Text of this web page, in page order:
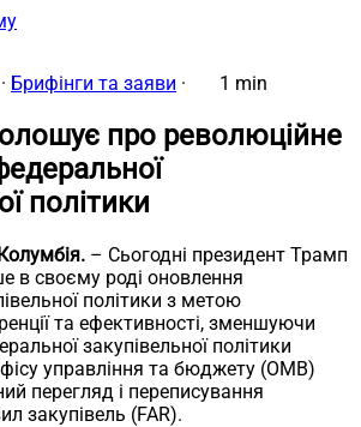
· Брифінги та заяви · 1 min
про революційне
політики
– Сьогодні президент Трамп
в своєму роді оновлення
політики з метою
та ефективності, зменшуючи
закупівельної політики
управління та бюджету (OMB)
перегляд і переписування
закупівель (FAR).